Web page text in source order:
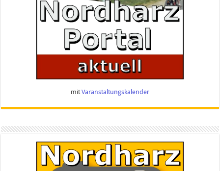
mitVaranstaltungskalender